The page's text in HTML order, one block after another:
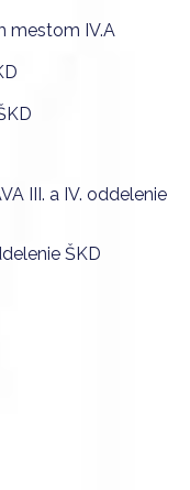
mestom IV.A
III. a IV. oddelenie
ŠKD